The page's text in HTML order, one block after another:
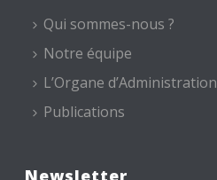
Qui sommes-nous ?
Notre équipe
L’Organe d’Administration
Publications